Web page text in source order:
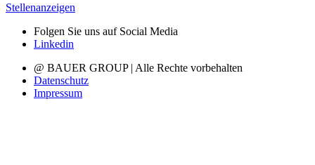
Stellenanzeigen
Folgen Sie uns auf Social Media
Linkedin
@ BAUER GROUP | Alle Rechte vorbehalten
Datenschutz
Impressum